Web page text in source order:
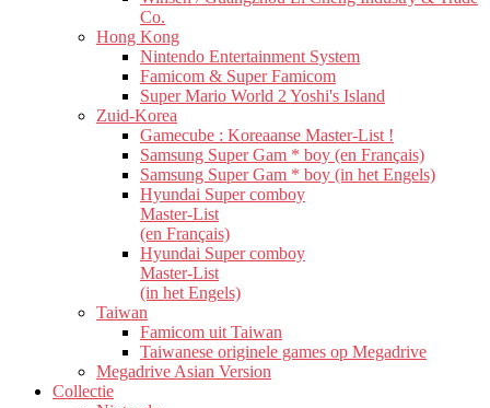
Co.
Hong Kong
Nintendo Entertainment System
Famicom & Super Famicom
Super Mario World 2 Yoshi's Island
Zuid-Korea
Gamecube : Koreaanse Master-List !
Samsung Super Gam * boy (en Français)
Samsung Super Gam * boy (in het Engels)
Hyundai Super comboy
Master-List
(en Français)
Hyundai Super comboy
Master-List
(in het Engels)
Taiwan
Famicom uit Taiwan
Taiwanese originele games op Megadrive
Megadrive Asian Version
Collectie